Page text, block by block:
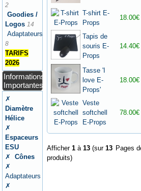
2
Goodies /
Logos 14
Adaptateurs
8
TARIFS
2026
Informations
Importantes
✗
Diamètre
Hélice
✗
Espaceurs
ESU
✗
Cônes
✗
Adaptateurs
✗
T-shirt E-
Props
18.00€
Tapis de
souris E-
Props
14.40€
Tasse 'I
love E-
Props'
18.00€
Veste
softchell
E-Props
78.00€
Pages
Afficher1 à13 (sur13
produits)